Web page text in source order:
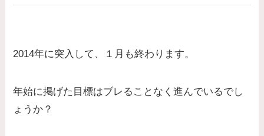
2014年に突入して、１月も終わります。
年始に掲げた目標はブレることなく進んでいるでし
ょうか？